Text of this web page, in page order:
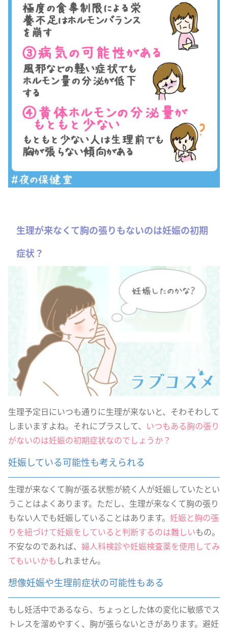
生理が来なくて胸の張りもないのは妊娠の初期
症状？
生理予定日にいつも通りに生理が来ないと、そわそわして
しまいますよね。それにプラスして、 いつもある胸の張り
がないのは妊娠の初期症状なのでしょうか？
妊娠している可能性も考えられる
生理が来なくて胸が張る状態が続く人が妊娠していたとい
うことはよくあります。ただし、生理が来なくて胸の張り
もない人でも妊娠していることはあります。 妊娠と胸の張
りを紐づけて妊娠をしていると判断するのは難しいもの。
不安なのであれば、 婦人科検診や妊娠検査薬を使用してみ
てもいいかも しれません。
想像妊娠や生理前症状の可能性もある
もし妊活中であるなら、ちょっとした体の変化に敏感でス
トレスを溜めやすく、胸が張らないときがあります。避妊